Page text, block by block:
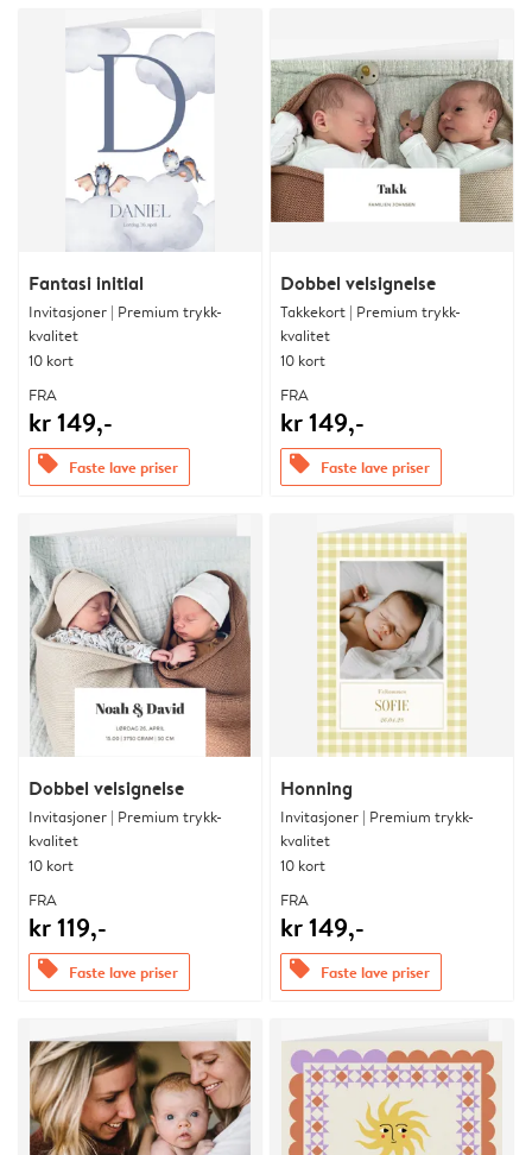
Fantasi initial
Invitasjoner | Premium trykk-
kvalitet
10 kort
FRA
kr 149,-
offers Faste lave priser
Dobbel velsignelse
Takkekort | Premium trykk-
kvalitet
10 kort
FRA
kr 149,-
offers Faste lave priser
Dobbel velsignelse
Invitasjoner | Premium trykk-
kvalitet
10 kort
FRA
kr 119,-
offers Faste lave priser
Honning
Invitasjoner | Premium trykk-
kvalitet
10 kort
FRA
kr 149,-
offers Faste lave priser